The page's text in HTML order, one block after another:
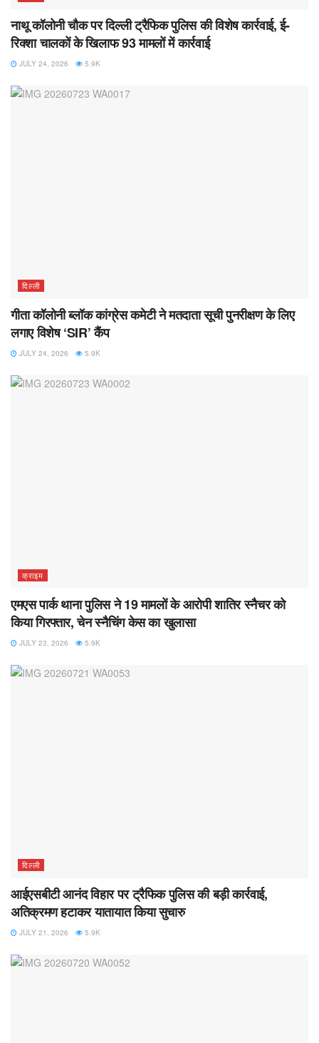
नाथू कॉलोनी चौक पर दिल्ली ट्रैफिक पुलिस की विशेष कार्रवाई, ई-
रिक्शा चालकों के खिलाफ 93 मामलों में कार्रवाई
JULY 24, 2026 5.9K
दिल्ली
गीता कॉलोनी ब्लॉक कांग्रेस कमेटी ने मतदाता सूची पुनरीक्षण के लिए
लगाए विशेष ‘SIR’ कैंप
JULY 24, 2026 5.9K
क्राइम
एमएस पार्क थाना पुलिस ने 19 मामलों के आरोपी शातिर स्नैचर को
किया गिरफ्तार, चेन स्नैचिंग केस का खुलासा
JULY 23, 2026 5.9K
दिल्ली
आईएसबीटी आनंद विहार पर ट्रैफिक पुलिस की बड़ी कार्रवाई,
अतिक्रमण हटाकर यातायात किया सुचारु
JULY 21, 2026 5.9K